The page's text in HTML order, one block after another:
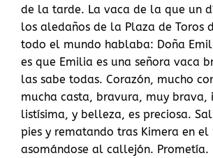
de la tarde. La vaca de la que un
los aledaños de la Plaza de Toros
todo el mundo hablaba: Doña
es que Emilia es una señora vaca
las sabe todas. Corazón, mucho
mucha casta, bravura, muy brava,
listísima, y belleza, es preciosa.
pies y rematando tras Kimera en el
asomándose al callejón. Prometía.